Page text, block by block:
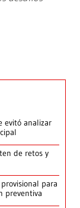
evitó analizar
de retos y
para
preventiva